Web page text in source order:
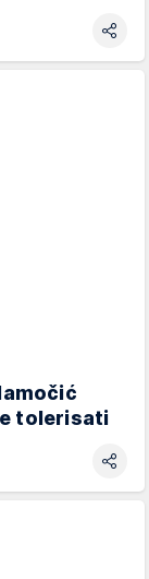
tolerisati